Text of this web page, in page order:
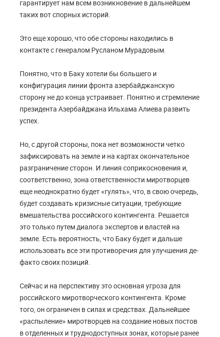
гарантирует нам всем возникновение в дальнейшем
таких вот спорных историй.
Это еще хорошо, что обе стороны находились в
контакте с генералом Русланом Мурадовым.
Понятно, что в Баку хотели бы большего и
конфигурация линии фронта азербайджанскую
сторону не до конца устраивает. Понятно и стремление
президента Азербайджана Ильхама Алиева развить
успех.
Но, с другой стороны, пока нет возможности четко
зафиксировать на земле и на картах окончательное
разграничение сторон. И линия соприкосновения и,
соответственно, зона ответственности миротворцев
еще неоднократно будет «гулять», что, в свою очередь,
будет создавать кризисные ситуации, требующие
вмешательства российского контингента. Решается
это только путем диалога экспертов и властей на
земле. Есть вероятность, что Баку будет и дальше
использовать все эти противоречия для улучшения де-
факто своих позиций.
Сейчас и на перспективу это основная угроза для
российского миротворческого контингента. Кроме
того, он ограничен в силах и средствах. Дальнейшее
«распыление» миротворцев на создание новых постов
в отделенных и труднодоступных зонах, которые ранее